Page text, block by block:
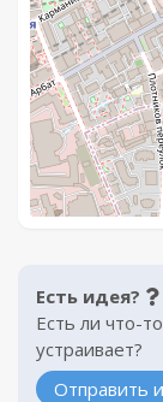
Есть идея?
Есть ли что-
устраивает?
Отправить